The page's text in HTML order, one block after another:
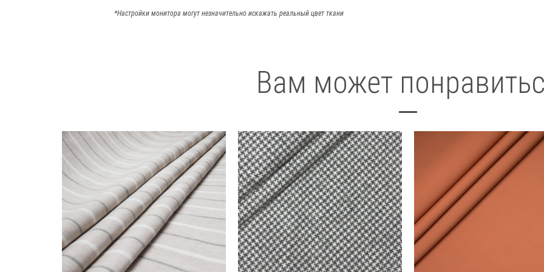
*Настройки монитора могут незначительно искажать реальный цвет ткани
Вам может